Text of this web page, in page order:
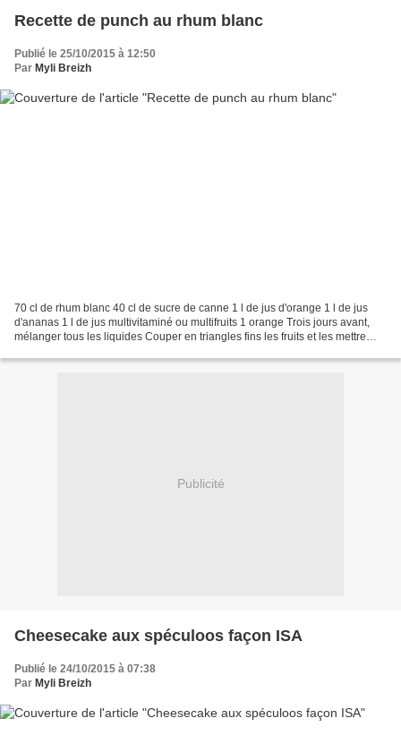
Recette de punch au rhum blanc
Publié le 25/10/2015 à 12:50
Par Myli Breizh
70 cl de rhum blanc 40 cl de sucre de canne 1 l de jus d'orange 1 l de jus
d'ananas 1 l de jus multivitaminé ou multifruits 1 orange Trois jours avant,
mélanger tous les liquides Couper en triangles fins les fruits et les mettre
Publicité
Cheesecake aux spéculoos façon ISA
Publié le 24/10/2015 à 07:38
Par Myli Breizh